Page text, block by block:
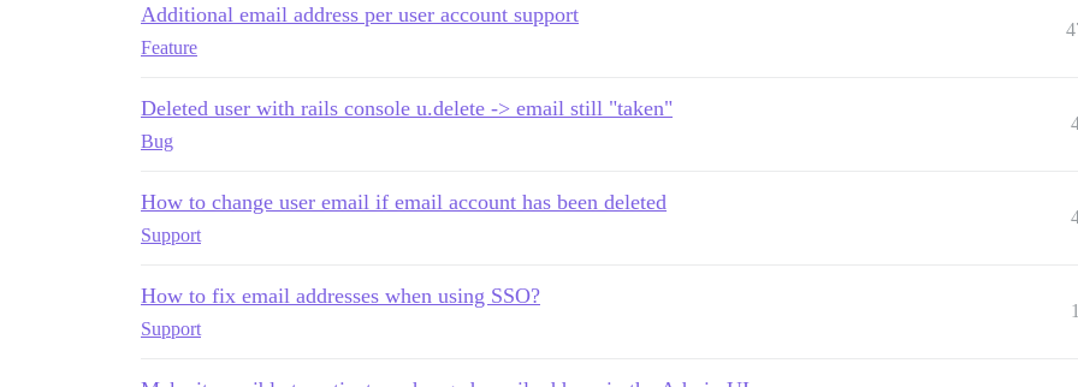
Additional email address per user account support
Feature
Deleted user with rails console u.delete -> email still "taken"
Bug
How to change user email if email account has been deleted
Support
How to fix email addresses when using SSO?
Support